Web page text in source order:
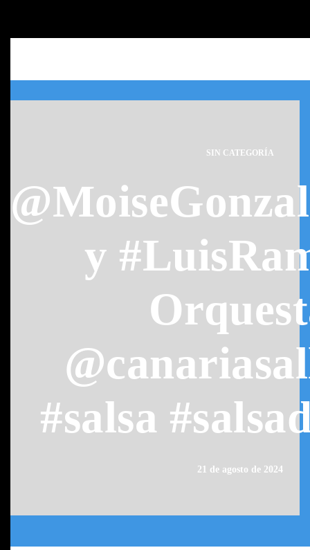
SIN CATEGORÍA
y
#salsa
21 de agosto de 2024